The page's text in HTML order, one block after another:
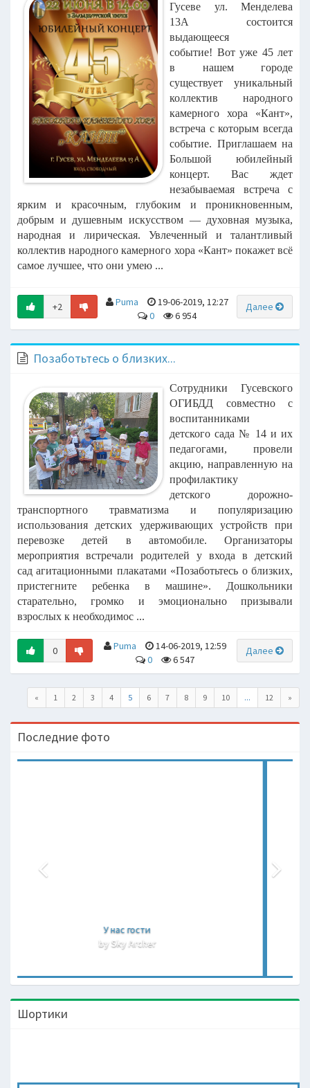
Гусеве ул. Менделева
13А состоится
выдающееся
событие! Вот уже 45 лет
в нашем городе
существует уникальный
коллектив народного
камерного хора «Кант»,
встреча с которым всегда
событие. Приглашаем на
Большой юбилейный
концерт. Вас ждет
незабываемая встреча с
ярким и красочным, глубоким и проникновенным,
добрым и душевным искусством — духовная музыка,
народная и лирическая. Увлеченный и талантливый
коллектив народного камерного хора «Кант» покажет всё
самое лучшее, что они умею ...
+2 Далее
Puma
19-06-2019, 12:27
0
6 954
Позаботьтесь о близких...
Сотрудники Гусевского
ОГИБДД совместно с
воспитанниками
детского сада№ 14 и их
педагогами, провели
акцию, направленную на
профилактику
детского дорожно-
транспортного травматизма и популяризацию
использования детских удерживающих устройств при
перевозке детей в автомобиле. Организаторы
мероприятия встречали родителей у входа в детский
садагитационными плакатами «Позаботьтесь о близких,
пристегните ребенка в машине». Дошкольники
старательно, громко и эмоционально призывали
взрослых к необходимос ...
0 Далее
Puma
14-06-2019, 12:59
0
6 547
« 1 2 3 4 5 6 7 8 9 10 ... 12 »
Последние фото
Лена и Рома
by Sky Archer
Шортики